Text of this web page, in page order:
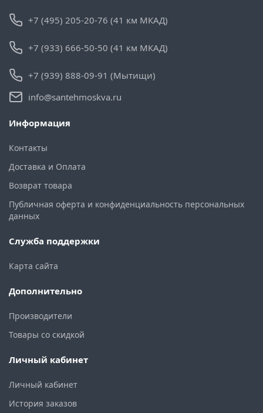
+7 (495) 205-20-76 (41 км МКАД)
+7 (933) 666-50-50 (41 км МКАД)
+7 (939) 888-09-91 (Мытищи)
info@santehmoskva.ru
Информация
Контакты
Доставка и Оплата
Возврат товара
Публичная оферта и конфиденциальность персональных
данных
Служба поддержки
Карта сайта
Дополнительно
Производители
Товары со скидкой
Личный кабинет
Личный кабинет
История заказов